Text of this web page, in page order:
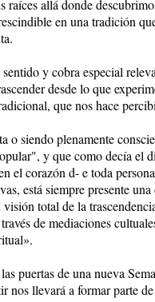
raíces allá donde
en una tradición
y cobra especial
desde lo que
que nos hace
o siendo plenamente
y que como decía el
el corazón d- e toda
está siempre presente
total de la
de mediaciones
puertas de una nueva
nos llevará a formar parte